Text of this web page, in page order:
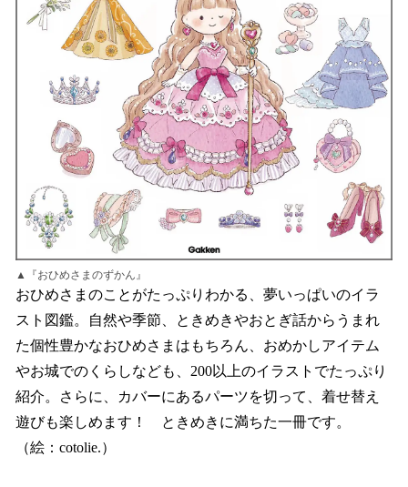
▲『おひめさまのずかん』
おひめさまのことがたっぷりわかる、夢いっぱいのイラ
スト図鑑。自然や季節、ときめきやおとぎ話からうまれ
た個性豊かなおひめさまはもちろん、おめかしアイテム
やお城でのくらしなども、200以上のイラストでたっぷり
紹介。さらに、カバーにあるパーツを切って、着せ替え
遊びも楽しめます！ ときめきに満ちた一冊です。
（絵：cotolie.）